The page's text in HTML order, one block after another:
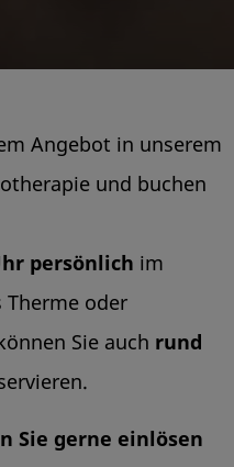
Angebot in unserem
und buchen
persönlich im
Therme oder
Sie auch rund
Sie gerne einlösen